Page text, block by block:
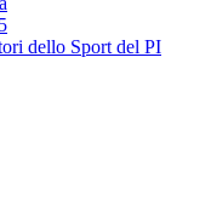
dello Sport del PI